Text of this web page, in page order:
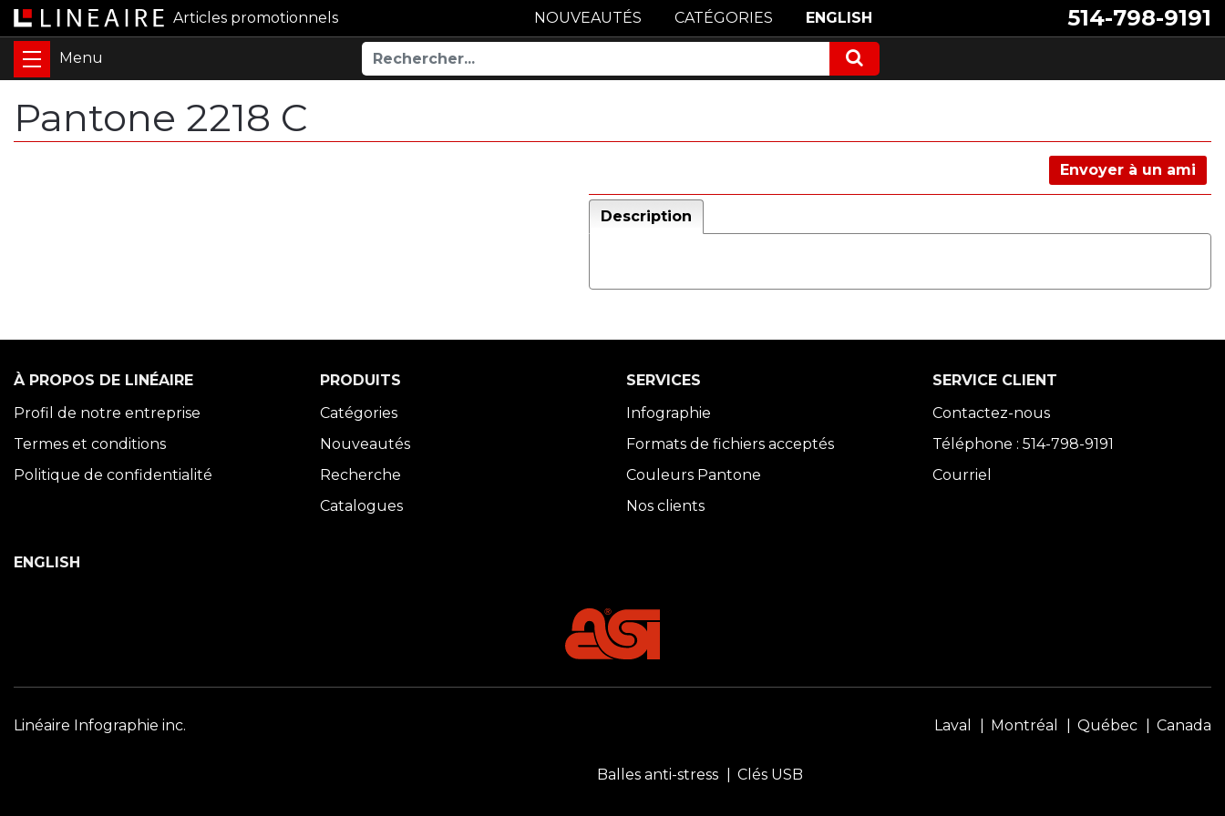
Articles promotionnels 514-798-9191
NOUVEAUTÉS CATÉGORIES ENGLISH
Pantone 2218 C
Envoyer à un ami
Description
À PROPOS DE LINÉAIRE
Profil de notre entreprise
Termes et conditions
Politique de confidentialité
PRODUITS
Catégories
Nouveautés
Recherche
Catalogues
SERVICES
Infographie
Formats de fichiers acceptés
Couleurs Pantone
Nos clients
SERVICE CLIENT
Contactez-nous
Téléphone : 514-798-9191
Courriel
ENGLISH
Linéaire Infographie inc. Laval Montréal Québec Canada
Balles anti-stress Clés USB